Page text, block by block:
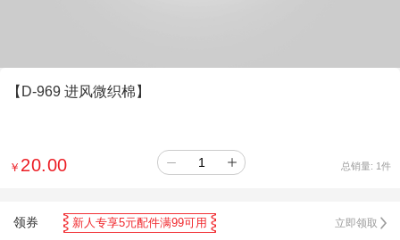
【D-969 进风微织棉】
￥ 20.00 总销量: 1件
领券 新人专享5元配件满99可用 立即领取